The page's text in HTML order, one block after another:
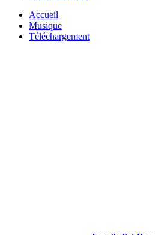
Accueil
Musique
Téléchargement